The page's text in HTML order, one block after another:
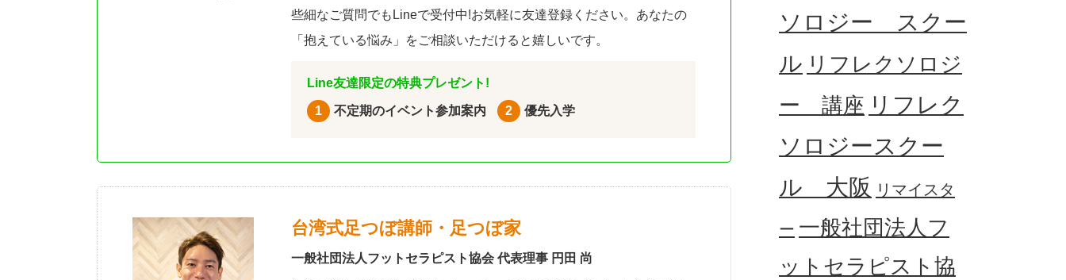
些細なご質問でもLineで受付中!お気軽に友達登録ください。あなたの
「抱えている悩み」をご相談いただけると嬉しいです。
Line友達限定の特典プレゼント!
1 不定期のイベント参加案内 2 優先入学
台湾式足つぼ講師・足つぼ家
一般社団法人フットセラピスト協会 代表理事 円田 尚
ソロジー スクー
ル リフレクソロジ
ー 講座 リフレク
ソロジースクー
ル 大阪 リマイスタ
ー 一般社団法人フ
ットセラピスト協